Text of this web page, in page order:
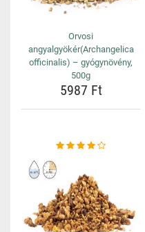
Orvosi
angyalgyökér(Archangelica
officinalis) – gyógynövény,
500g
5987 Ft